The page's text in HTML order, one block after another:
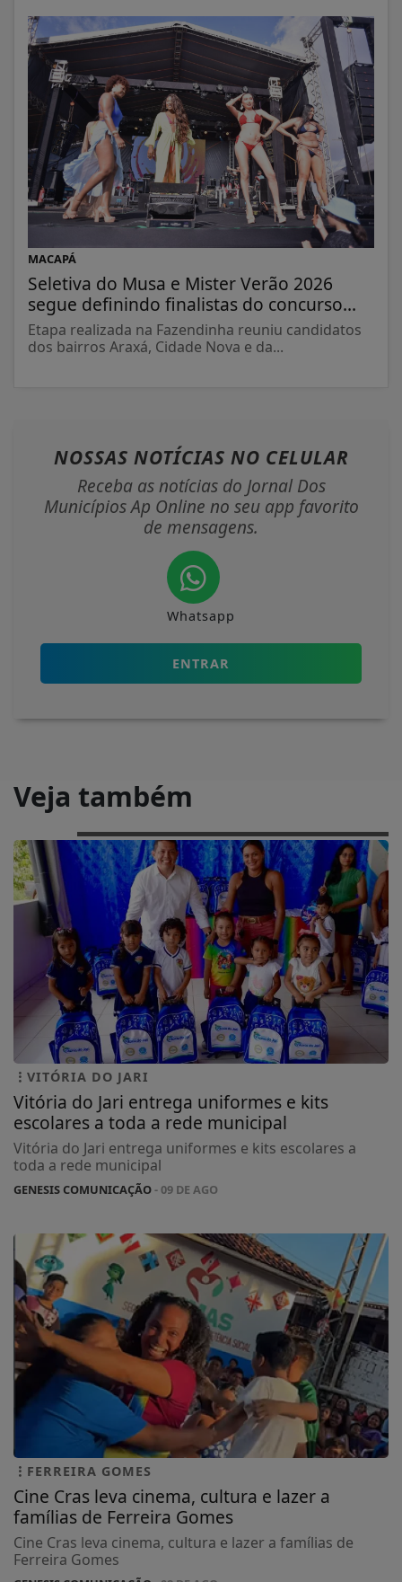
MACAPÁ
Seletiva do Musa e Mister Verão 2026
segue definindo finalistas do concurso...
Etapa realizada na Fazendinha reuniu candidatos
dos bairros Araxá, Cidade Nova e da...
NOSSAS NOTÍCIAS NO CELULAR
Receba as notícias do Jornal Dos
Municípios Ap Online no seu app favorito
de mensagens.
Whatsapp
ENTRAR
Veja também
VITÓRIA DO JARI
Vitória do Jari entrega uniformes e kits
escolares a toda a rede municipal
Vitória do Jari entrega uniformes e kits escolares a
toda a rede municipal
GENESIS COMUNICAÇÃO- 09 DE AGO
FERREIRA GOMES
Cine Cras leva cinema, cultura e lazer a
famílias de Ferreira Gomes
Cine Cras leva cinema, cultura e lazer a famílias de
Ferreira Gomes